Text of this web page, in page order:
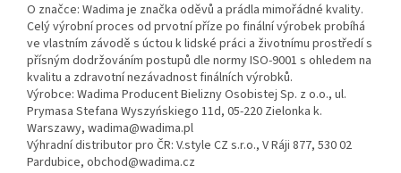
O značce: Wadima je značka oděvů a prádla mimořádné kvality.
Celý výrobní proces od prvotní příze po finální výrobek probíhá
ve vlastním závodě s úctou k lidské práci a životnímu prostředí s
přísným dodržováním postupů dle normy ISO-9001 s ohledem na
kvalitu a zdravotní nezávadnost finálních výrobků.
Výrobce: Wadima Producent Bielizny Osobistej Sp. z o.o., ul.
Prymasa Stefana Wyszyńskiego 11d, 05-220 Zielonka k.
Warszawy, wadima@wadima.pl
Výhradní distributor pro ČR: V.style CZ s.r.o., V Ráji 877, 530 02
Pardubice, obchod@wadima.cz